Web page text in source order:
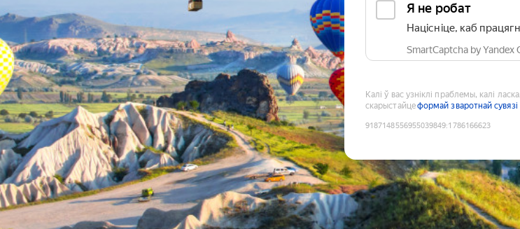
Я не робат
Націсніце, каб
SmartCaptcha by Yandex
Калі ў вас узніклі праблемы, калі ласка,
скарыстайцеформай зваротнай сувязі
9187148556955039849:1786166623